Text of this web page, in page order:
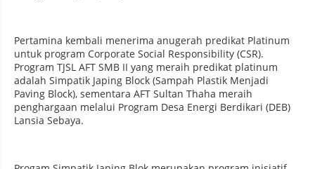
Pertamina kembali menerima anugerah predikat Platinum
untuk program Corporate Social Responsibility (CSR).
Program TJSL AFT SMB II yang meraih predikat platinum
adalah Simpatik Japing Block (Sampah Plastik Menjadi
Paving Block), sementara AFT Sultan Thaha meraih
penghargaan melalui Program Desa Energi Berdikari (DEB)
Lansia Sebaya.